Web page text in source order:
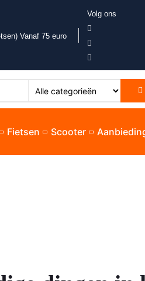
Vanaf 75 euro
Volg ons
Fietsen Scooter